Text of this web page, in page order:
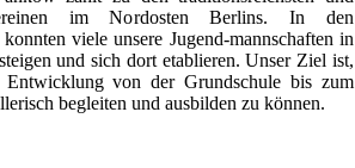
im Nordosten Berlins. In den
viele unsere Jugend-mannschaften in
und sich dort etablieren. Unser Ziel ist,
von der Grundschule bis zum
begleiten und ausbilden zu können.